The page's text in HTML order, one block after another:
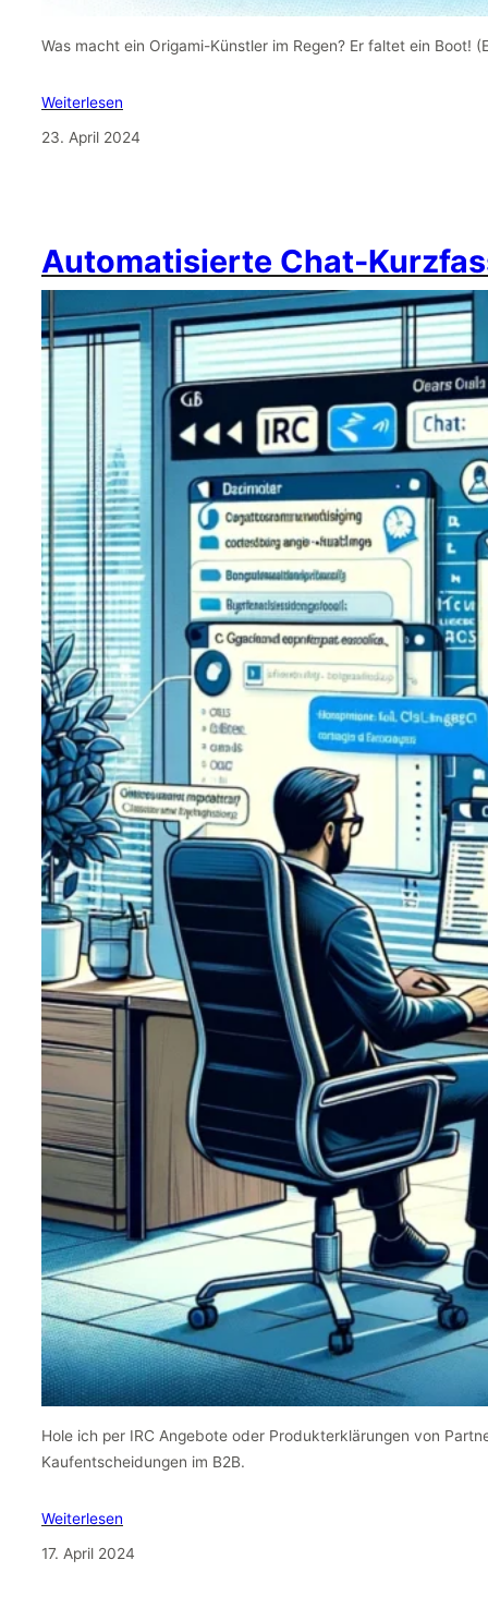
Was macht ein Origami-Künstler im Regen? Er faltet ein Boot!
Weiterlesen
23. April 2024
Automatisierte Chat-
Hole ich per IRC Angebote oder Produkterklärungen von
Kaufentscheidungen im B2B.
Weiterlesen
17. April 2024